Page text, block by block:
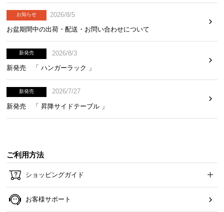
お知らせ
2026/8/5
お盆期間中の出荷・配送・お問い合わせについて
新発売
2026/8/3
新発売 「 ハンガーラック 」
新発売
2026/7/27
新発売 「 昇降サイドテーブル 」
ご利用方法
ショッピングガイド
お客様サポート